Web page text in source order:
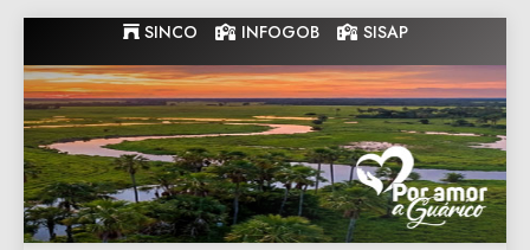
to
content
SINCO INFOGOB SISAP
Gobernacion
de Guarico
Gobernacion de Guarico